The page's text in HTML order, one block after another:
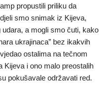
propustili priliku da
smo snimak iz Kijeva,
a mogli smo čuti, kako
ukrajinaca” bez ikakvih
ostalima na tečnom
Kijeva i ono malo preostalih
pokušavale održavati red.